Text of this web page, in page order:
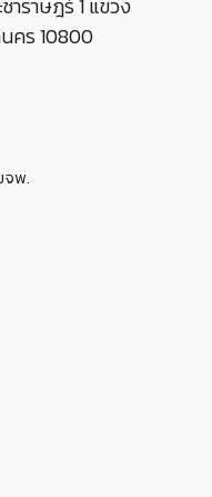
าราษฎร์ 1 แขวง
คร 10800
จพ.